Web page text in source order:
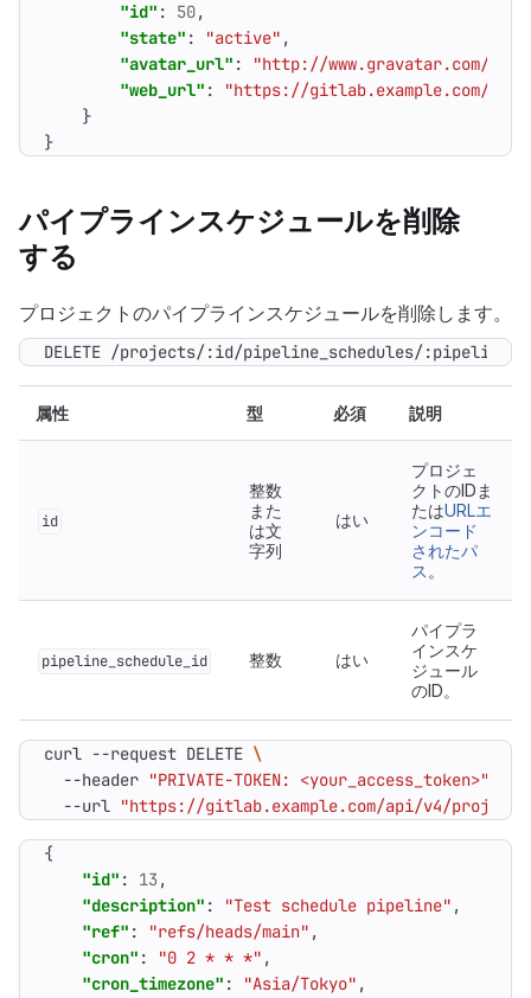
"id" : 50,
"state" : "active" ,
"avatar_url" :
"http://www.gravatar.com/
"web_url" :
"https://gitlab.example.com/
}
}
パイプラインスケジュールを削除
する
プロジェクトのパイプラインスケジュールを削除します。
DELETE /projects/:id/pipeline_schedules/
属性 型 必須 説明
id
整数
また
は文
字列
はい
プロジェ
クトのIDま
たはURLエ
ンコード
されたパ
ス 。
pipeline_schedule_id 整数 はい
パイプラ
インスケ
ジュール
のID。
curl --request DELETE
  --header
"PRIVATE-TOKEN: <your_access_token>"
  --url
"https://gitlab.example.com/api/v4/
{
"id" : 13 ,
"description" : "Test schedule pipeline" ,
"ref" : "refs/heads/main" ,
"cron" : "0 2 * * *" ,
"cron_timezone" : "Asia/Tokyo" ,